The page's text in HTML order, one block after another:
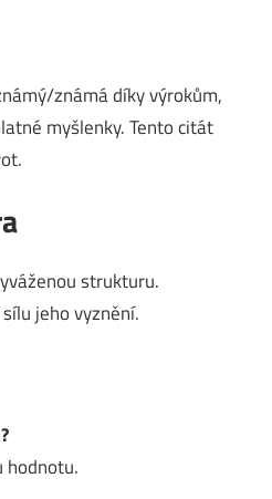
známá díky výrokům,
myšlenky. Tento citát
strukturu.
jeho vyznění.
hodnotu.